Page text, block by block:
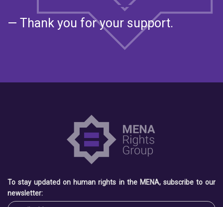
— Thank you for your support.
To stay updated on human rights in the MENA, subscribe to our
newsletter: